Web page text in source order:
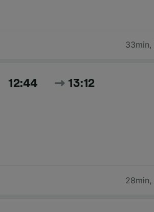
33min,
12:44 13:12
28min,